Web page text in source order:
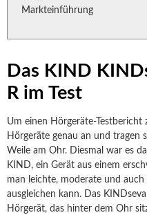
Das KIND
R im Test
Um einen Hörgeräte-Testbericht
Hörgeräte genau an und tragen
Weile am Ohr. Diesmal war es
KIND, ein Gerät aus einem
man leichte, moderate und
ausgleichen kann. Das
Hörgerät, das hinter dem Ohr